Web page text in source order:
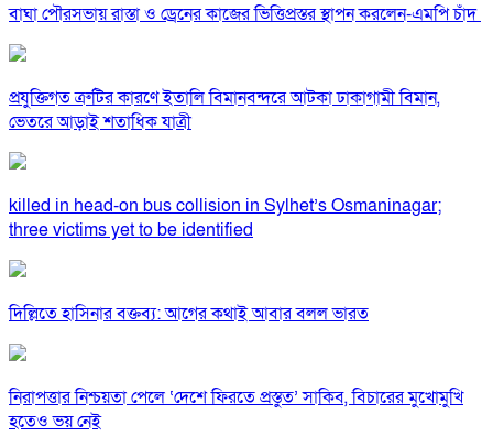
বাঘা পৌরসভায় রাস্তা ও ড্রেনের কাজের ভিত্তিপ্রস্তর স্থাপন করলেন-এমপি চাঁদ
প্রযুক্তিগত ত্রুটির কারণে ইতালি বিমানবন্দরে আটকা ঢাকাগামী বিমান,
ভেতরে আড়াই শতাধিক যাত্রী
killed in head-on bus collision in Sylhet’s Osmaninagar;
three victims yet to be identified
দিল্লিতে হাসিনার বক্তব্য: আগের কথাই আবার বলল ভারত
নিরাপত্তার নিশ্চয়তা পেলে ‘দেশে ফিরতে প্রস্তুত’ সাকিব, বিচারের মুখোমুখি
হতেও ভয় নেই